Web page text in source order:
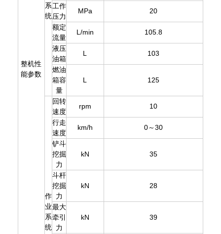
整机性
能参数
系
统
工作
压力
MPa 20
额定
流量
L/min 105.8
液压
油箱
L 103
燃油
箱容
量
L 125
作
业
系
统
回转
速度
rpm 10
行走
速度
km/h 0～30
铲斗
挖掘
力
kN 35
斗杆
挖掘
力
kN 28
最大
牵引
力
kN 39